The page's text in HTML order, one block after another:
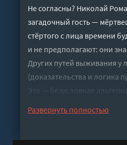
Не согласны? Николай
загадочный гость —
стёртого с лица времени
и не предполагают: они
Других путей выживания у
(доказательства и логика
Это — безусловная
Развернуть полностью